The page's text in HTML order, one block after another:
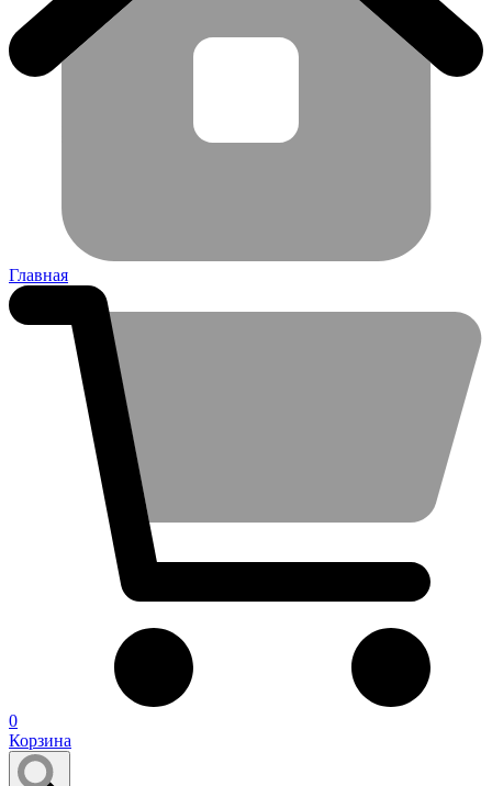
Главная
0
Корзина